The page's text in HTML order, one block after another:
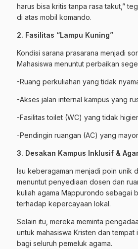
harus bisa kritis tanpa rasa takut,”
di atas mobil komando.
2. Fasilitas “Lampu Kuning”
Kondisi sarana prasarana menjadi
Mahasiswa menuntut perbaikan
-Ruang perkuliahan yang tidak
-Akses jalan internal kampus yang
-Fasilitas toilet (WC) yang tidak
-Pendingin ruangan (AC) yang
3. Desakan Kampus Inklusif &
Isu keberagaman menjadi poin unik
menuntut penyediaan dosen dan
kuliah agama Mappurondo sebagai
terhadap kepercayaan lokal.
Selain itu, mereka meminta
untuk mahasiswa Kristen dan
bagi seluruh pemeluk agama.